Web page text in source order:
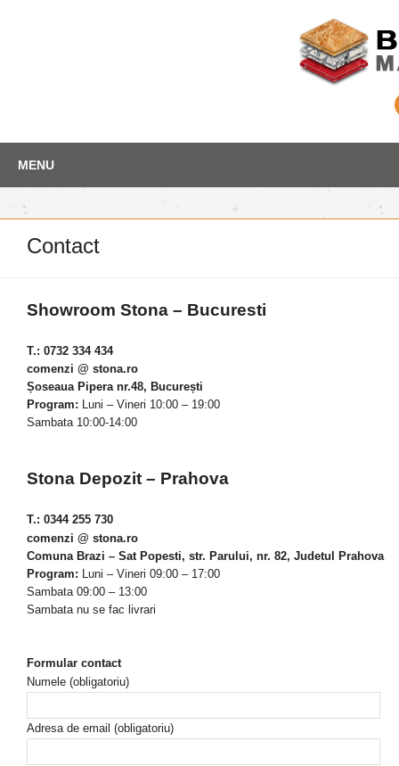
Depozit marmura
content
MENU
Contact
Showroom Stona – Bucuresti
T.: 0732 334 434
comenzi @ stona.ro
Șoseaua Pipera nr.48, București
Program: Luni – Vineri 10:00 – 19:00
Sambata 10:00-14:00
Stona Depozit – Prahova
T.: 0344 255 730
comenzi @ stona.ro
Comuna Brazi – Sat Popesti, str. Parului, nr. 82, Judetul Prahova
Program: Luni – Vineri 09:00 – 17:00
Sambata 09:00 – 13:00
Sambata nu se fac livrari
Formular contact
Numele (obligatoriu)
Adresa de email (obligatoriu)